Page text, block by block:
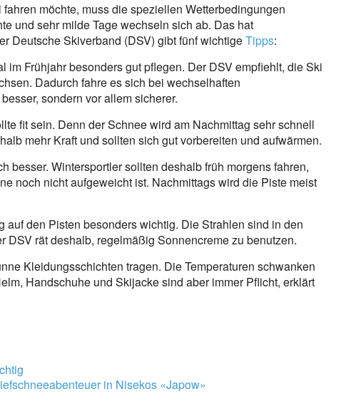
möchte, muss die speziellen Wetterbedingungen
und sehr milde Tage wechseln sich ab. Das hat
Deutsche Skiverband (DSV) gibt fünf wichtigeTipps:
im Frühjahr besonders gut pflegen. Der DSV empfiehlt, die Ski
Dadurch fahre es sich bei wechselhaften
sondern vor allem sicherer.
fit sein. Denn der Schnee wird am Nachmittag sehr schnell
mehr Kraft und sollten sich gut vorbereiten und aufwärmen.
besser. Wintersportler sollten deshalb früh morgens fahren,
noch nicht aufgeweicht ist. Nachmittags wird die Piste meist
auf den Pisten besonders wichtig. Die Strahlen sind in den
DSV rät deshalb, regelmäßig Sonnencreme zu benutzen.
Kleidungsschichten tragen. Die Temperaturen schwanken
Handschuhe und Skijacke sind aber immer Pflicht, erklärt
in Nisekos «Japow»